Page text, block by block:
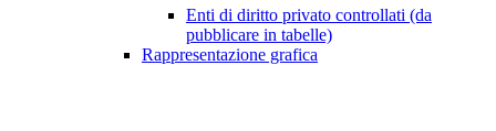
Enti di diritto privato controllati (da
pubblicare in tabelle)
Rappresentazione grafica